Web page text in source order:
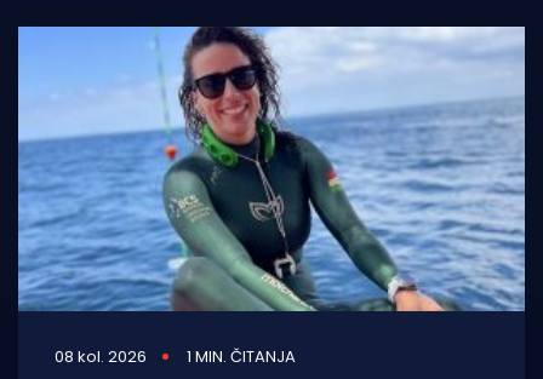
Turizam i nautika
Pomorstvo
Ribolov
Ekologija
Tradicija i kultura
08 kol. 2026 1 MIN. ČITANJA